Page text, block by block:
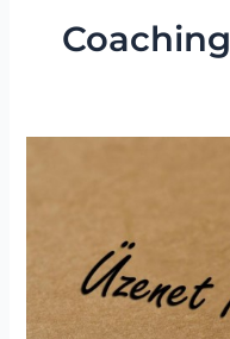
Coaching
intuíció?